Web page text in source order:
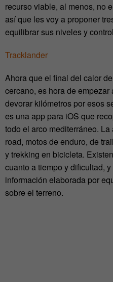
recurso viable, al menos, no
así que les voy a proponer
equilibrar sus niveles y
Tracklander
Ahora que el final del calor
cercano, es hora de
devorar kilómetros por esos
es una app para iOS que
todo el arco mediterráneo.
road, motos de enduro, de
y trekking en bicicleta.
cuanto a tiempo y dificultad,
información elaborada por
sobre el terreno.